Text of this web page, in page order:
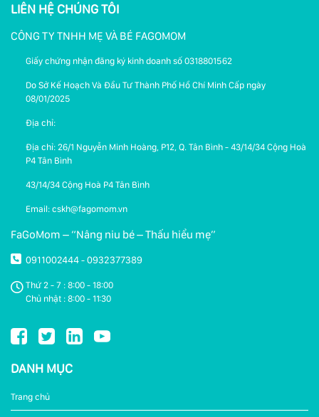
LIÊN HỆ CHÚNG TÔI
CÔNG TY TNHH MẸ VÀ BÉ FAGOMOM
Giấy chứng nhận đăng ký kinh doanh số 0318801562
Do Sở Kế Hoạch Và Đầu Tư Thành Phố Hồ Chí Minh Cấp ngày
08/01/2025
Địa chỉ:
Địa chỉ: 26/1 Nguyễn Minh Hoàng, P12, Q. Tân Bình - 43/14/34 Cộng Hoà
P4 Tân Bình
43/14/34 Cộng Hoà P4 Tân Bình
Email: cskh@fagomom.vn
FaGoMom – “Nâng niu bé – Thấu hiểu mẹ”
0911002444 - 0932377389
Thứ 2 - 7 : 8:00 - 18:00
Chủ nhật : 8:00 - 11:30
DANH MỤC
Trang chủ